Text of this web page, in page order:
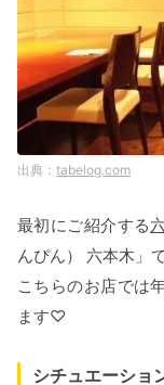
tabelog.com
最初にご紹介する
んぴん） 六本木」
こちらのお店では
ます♡
シチュエーショ